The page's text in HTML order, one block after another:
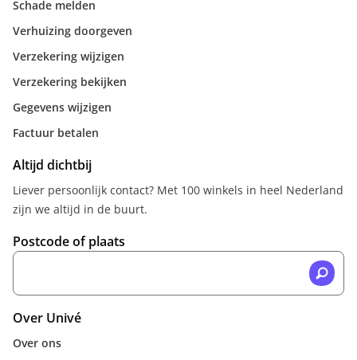
Schade melden
Verhuizing doorgeven
Verzekering wijzigen
Verzekering bekijken
Gegevens wijzigen
Factuur betalen
Altijd dichtbij
Liever persoonlijk contact? Met 100 winkels in heel Nederland
zijn we altijd in de buurt.
Postcode of plaats
Over Univé
Over ons